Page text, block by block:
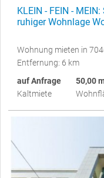
KLEIN - FEIN -
ruhiger Wohnlage
Wohnung mieten in
Entfernung: 6 km
auf Anfrage
Kaltmiete
50,00